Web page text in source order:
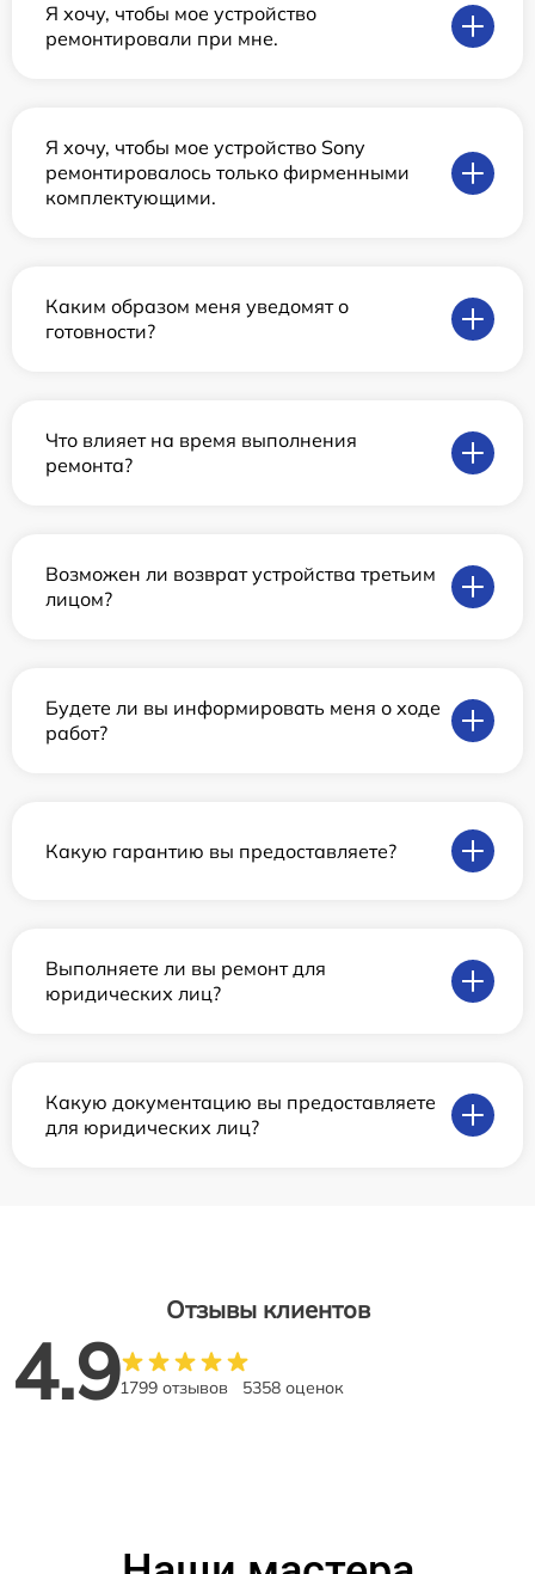
Я хочу, чтобы мое устройство
ремонтировали при мне.
Я хочу, чтобы мое устройство Sony
ремонтировалось только фирменными
комплектующими.
Каким образом меня уведомят о
готовности?
Что влияет на время выполнения
ремонта?
Возможен ли возврат устройства третьим
лицом?
Будете ли вы информировать меня о ходе
работ?
Какую гарантию вы предоставляете?
Выполняете ли вы ремонт для
юридических лиц?
Какую документацию вы предоставляете
для юридических лиц?
Отзывы клиентов
4.91799 отзывов 5358 оценок